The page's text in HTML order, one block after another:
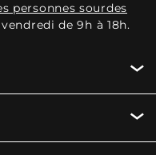
personnes sourdes
de 9h à 18h.